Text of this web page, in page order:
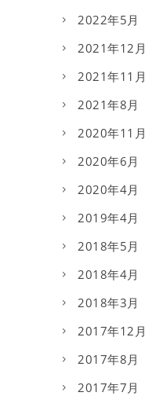
2022年5月
2021年12月
2021年11月
2021年8月
2020年11月
2020年6月
2020年4月
2019年4月
2018年5月
2018年4月
2018年3月
2017年12月
2017年8月
2017年7月